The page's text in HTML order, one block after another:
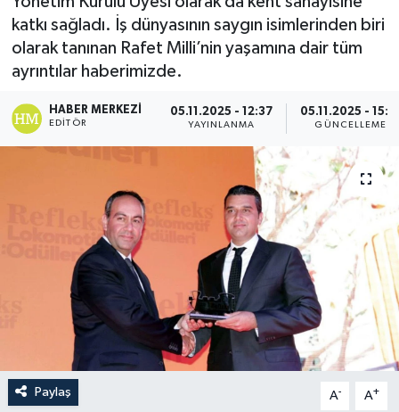
katkı sağladı. İş dünyasının saygın isimlerinden biri
olarak tanınan Rafet Milli’nin yaşamına dair tüm
ayrıntılar haberimizde.
HABER MERKEZI
EDITÖR
05.11.2025 - 12:37
YAYINLANMA
05.11.2025 -
GÜNCELLEME
Paylaş A- A+